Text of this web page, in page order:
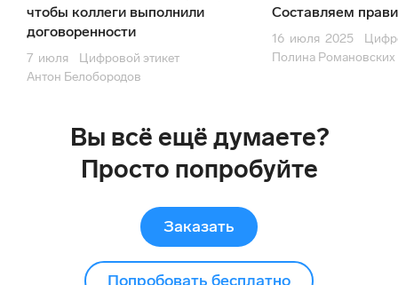
чтобы коллеги выполнили
договоренности
7 июля
Цифровой этикет
Антон Белобородов
Составляем
16 июля 2025
Полина Романовских
Вы всё ещё думаете?
Просто попробуйте
Заказать
Попробовать бесплатно